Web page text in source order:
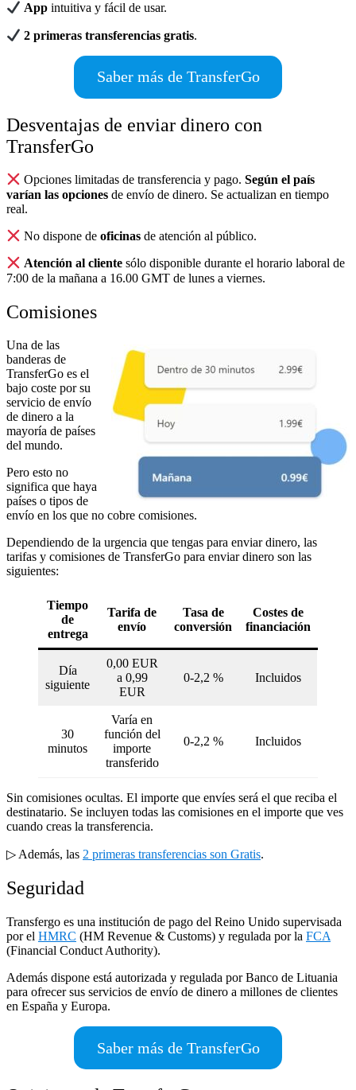
App intuitiva y fácil de usar.
2 primeras transferencias gratis.
Saber más de TransferGo
Desventajas de enviar dinero con
TransferGo
Opciones limitadas de transferencia y pago.Según el país
varían las opciones de envío de dinero. Se actualizan en tiempo
real.
No dispone deoficinas de atención al público.
Atención al cliente sólo disponible durante el horario laboral de
7:00 de la mañana a 16.00 GMT de lunes a viernes.
Comisiones
Una de las
banderas de
TransferGo es el
bajo coste por su
servicio de envío
de dinero a la
mayoría de países
del mundo.
Pero esto no
significa que haya
países o tipos de
envío en los que no cobre comisiones.
Dependiendo de la urgencia que tengas para enviar dinero, las
tarifas y comisiones de TransferGo para enviar dinero son las
siguientes:
Tiempo
de
entrega
Tarifa de
envío
Tasa de
conversión
Costes de
financiación
Día
siguiente
0,00 EUR
a 0,99
EUR
0-2,2 % Incluidos
30
minutos
Varía en
función del
importe
transferido
0-2,2 % Incluidos
Sin comisiones ocultas. El importe que envíes será el que reciba el
destinatario. Se incluyen todas las comisiones en el importe que ves
cuando creas la transferencia.
▷ Además, las 2 primeras transferencias son Gratis.
Seguridad
Transfergo es una institución de pago del Reino Unido supervisada
por el HMRC (HM Revenue & Customs) y regulada por la FCA
(Financial Conduct Authority).
Además dispone está autorizada y regulada por Banco de Lituania
para ofrecer sus servicios de envío de dinero a millones de clientes
en España y Europa.
Saber más de TransferGo